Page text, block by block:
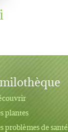
plantes
problèmes de santé